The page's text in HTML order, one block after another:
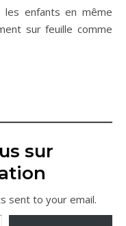
enfants en même
sur feuille comme
sur
sent to your email.